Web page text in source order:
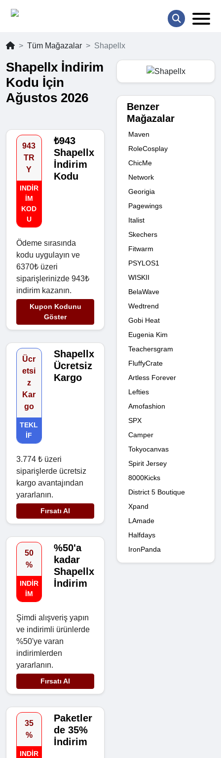
Tüm Mağazalar Shapellx
Shapellx İndirim
Kodu İçin
Ağustos 2026
943
TR
Y
INDIR
IM
KOD
U
₺943
Shapellx
İndirim
Kodu
Ödeme sırasında
kodu uygulayın ve
6370₺ üzeri
siparişlerinizde 943₺
indirim kazanın.
Kupon Kodunu
Göster
Ücr
etsi
z
Kar
go
TEKL
IF
Shapellx
Ücretsiz
Kargo
3.774 ₺ üzeri
siparişlerde ücretsiz
kargo avantajından
yararlanın.
Fırsatı Al
50
%
INDIR
IM
%50'a
kadar
Shapellx
İndirim
Şimdi alışveriş yapın
ve indirimli ürünlerde
%50'ye varan
indirimlerden
yararlanın.
Fırsatı Al
35
%
INDIR
Paketler
de 35%
İndirim
Benzer
Mağazalar
Maven
RoleCosplay
ChicMe
Network
Georigia
Pagewings
Italist
Skechers
Fitwarm
PSYLOS1
WISKII
BelaWave
Wedtrend
Gobi Heat
Eugenia Kim
Teachersgram
FluffyCrate
Artless Forever
Lefties
Amofashion
SPX
Camper
Tokyocanvas
Spirit Jersey
8000Kicks
District 5 Boutique
Xpand
LAmade
Halfdays
IronPanda